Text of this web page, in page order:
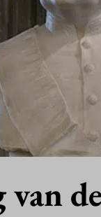
van